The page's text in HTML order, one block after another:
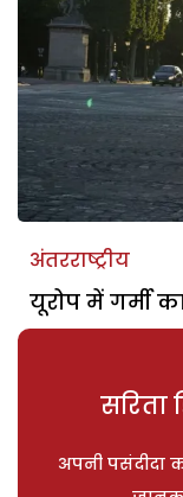
अंतरराष्ट्रीय
यूरोप में गर्मी
सरिता
अपनी पसंदीदा